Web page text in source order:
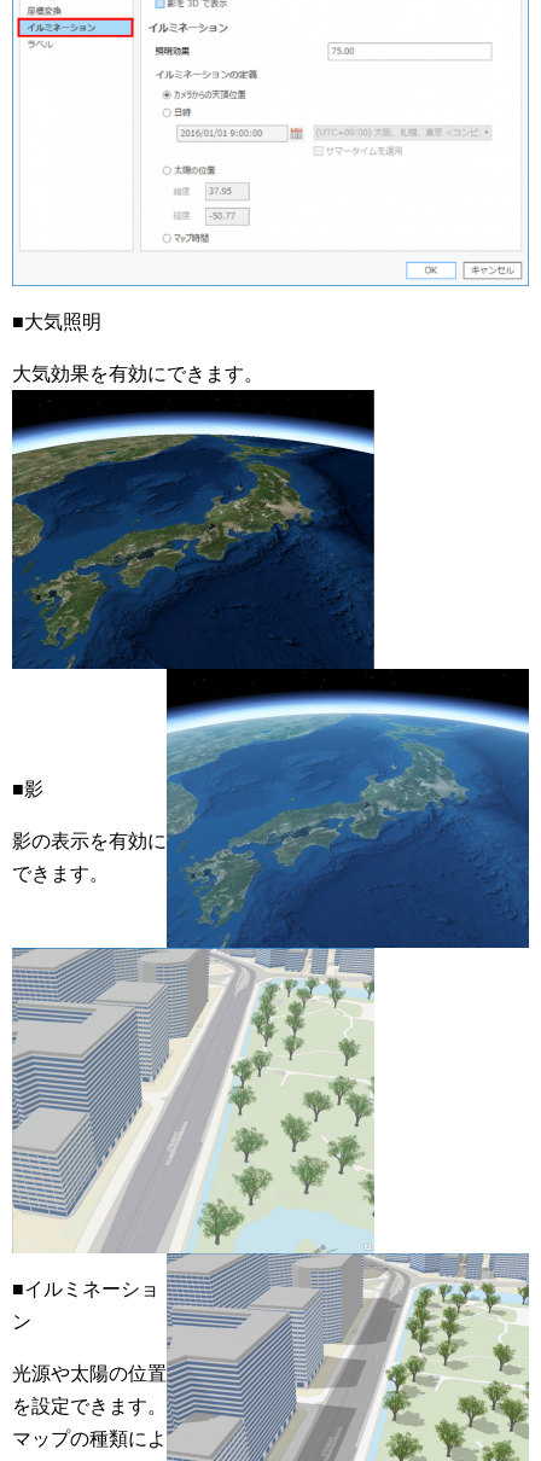
■大気照明
大気効果を有効にできます。
■影
影の表示を有効に
できます。
■イルミネーショ
ン
光源や太陽の位置
を設定できます。
マップの種類によ